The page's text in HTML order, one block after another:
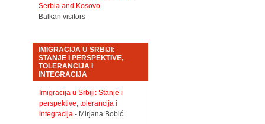
Serbia and Kosovo
Balkan visitors
IMIGRACIJA U SRBIJI:
STANJE I PERSPEKTIVE,
TOLERANCIJA I
INTEGRACIJA
Imigracija u Srbiji: Stanje i
perspektive, tolerancija i
integracija- Mirjana Bobić